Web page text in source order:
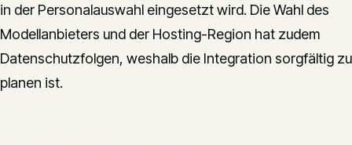
in der Personalauswahl eingesetzt wird. Die Wahl des
Modellanbieters und der Hosting-Region hat zudem
Datenschutzfolgen, weshalb die Integration sorgfältig zu
planen ist.